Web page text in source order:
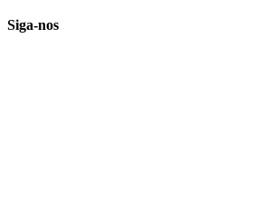
Siga-nos